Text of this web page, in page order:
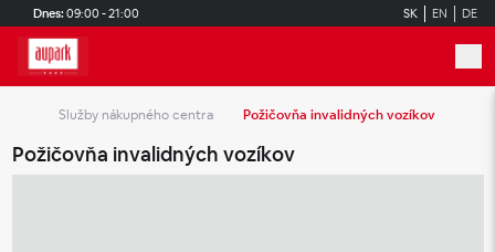
Skip to main content
Dnes: 09:00 - 21:00 SK EN DE
Služby nákupného centra Požičovňa invalidných vozíkov
Požičovňa invalidných vozíkov